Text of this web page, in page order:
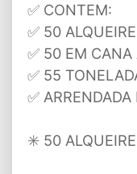
✅ CONTEM:
✅ 50
✅ 50 EM CANA
✅ 55
✅
✳️ 50